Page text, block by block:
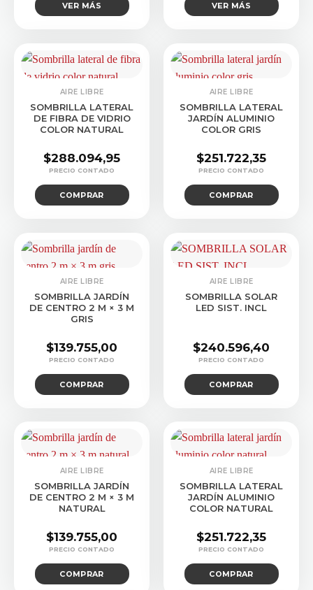
VER MÁS VER MÁS
AIRE LIBRE
SOMBRILLA LATERAL
DE FIBRA DE VIDRIO
COLOR NATURAL
$288.094,95
COMPRAR
AIRE LIBRE
SOMBRILLA LATERAL
JARDÍN ALUMINIO
COLOR GRIS
$251.722,35
COMPRAR
AIRE LIBRE
SOMBRILLA JARDÍN
DE CENTRO 2 M × 3 M
GRIS
$139.755,00
COMPRAR
AIRE LIBRE
SOMBRILLA SOLAR
LED SIST. INCL
$240.596,40
COMPRAR
AIRE LIBRE
SOMBRILLA JARDÍN
DE CENTRO 2 M × 3 M
NATURAL
$139.755,00
COMPRAR
AIRE LIBRE
SOMBRILLA LATERAL
JARDÍN ALUMINIO
COLOR NATURAL
$251.722,35
COMPRAR